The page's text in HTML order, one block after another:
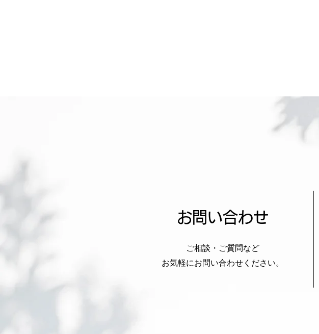
お問い合わせ
ご相談・ご質問など
お気軽にお問い合わせください。